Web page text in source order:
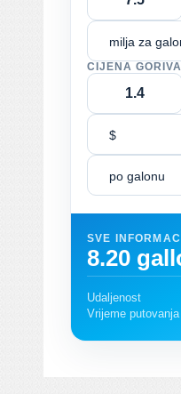
milja za
CIJENA GORIVA
$
po galonu
SVE
8.20
Udaljenost
Vrijeme putovanja